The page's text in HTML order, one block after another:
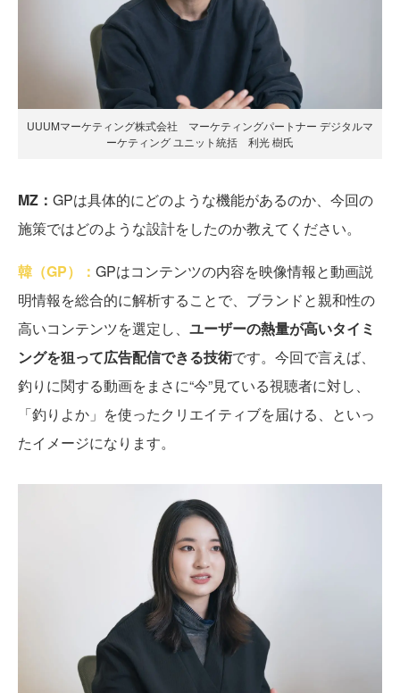
UUUMマーケティング株式会社 マーケティングパートナー デジタルマ
ーケティング ユニット統括 利光 樹氏
MZ： GPは具体的にどのような機能があるのか、今回の
施策ではどのような設計をしたのか教えてください。
韓（GP）： GPはコンテンツの内容を映像情報と動画説
明情報を総合的に解析することで、ブランドと親和性の
高いコンテンツを選定し、 ユーザーの熱量が高いタイミ
ングを狙って広告配信できる技術です。今回で言えば、
釣りに関する動画をまさに“今”見ている視聴者に対し、
「釣りよか」を使ったクリエイティブを届ける、といっ
たイメージになります。